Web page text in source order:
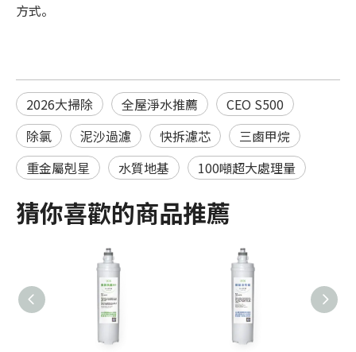
方式。
​2026大掃除 全屋淨水推薦
CEO S500
除氯
泥沙過濾 快拆濾芯
三鹵甲烷
重金屬剋星
水質地基 100噸超大處理量
猜你喜歡的商品推薦